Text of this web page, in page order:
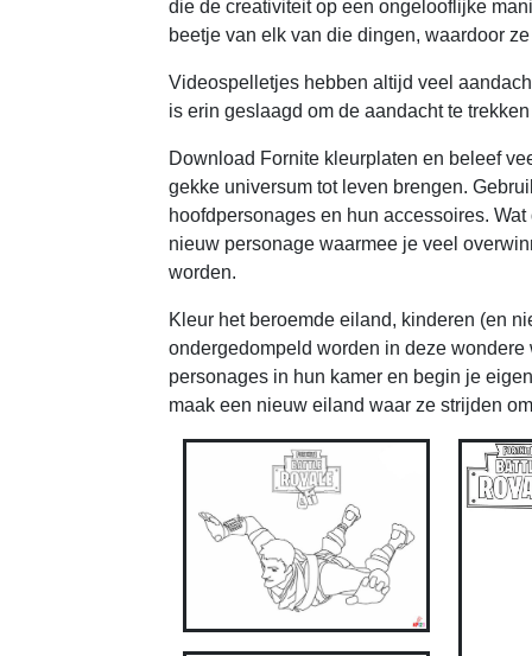
die de creativiteit op een ongelooflijke
beetje van elk van die dingen, waardoor
Videospelletjes hebben altijd veel
is erin geslaagd om de aandacht te
Download Fornite kleurplaten en beleef
gekke universum tot leven brengen.
hoofdpersonages en hun accessoires.
nieuw personage waarmee je veel
worden.
Kleur het beroemde eiland, kinderen (en
ondergedompeld worden in deze
personages in hun kamer en begin je
maak een nieuw eiland waar ze strijden